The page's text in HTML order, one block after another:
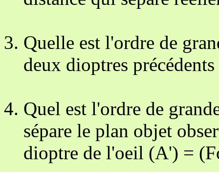
Quelle est l'ordre de
deux dioptres précédents
Quel est l'ordre de
sépare le plan objet
dioptre de l'oeil (A') =